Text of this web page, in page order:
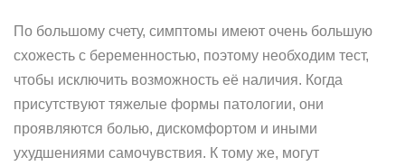
По большому счету, симптомы имеют очень большую
схожесть с беременностью, поэтому необходим тест,
чтобы исключить возможность её наличия. Когда
присутствуют тяжелые формы патологии, они
проявляются болью, дискомфортом и иными
ухудшениями самочувствия. К тому же, могут